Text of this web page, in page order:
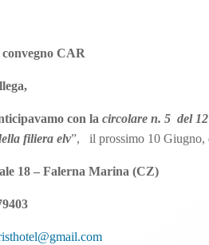
CAR
con la circolare n. 5 del
filiera elv”, il prossimo 10 Giugno,
18 – Falerna Marina (CZ)